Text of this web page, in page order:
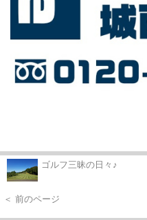
ゴルフ三昧の日々♪
＜ 前のページ